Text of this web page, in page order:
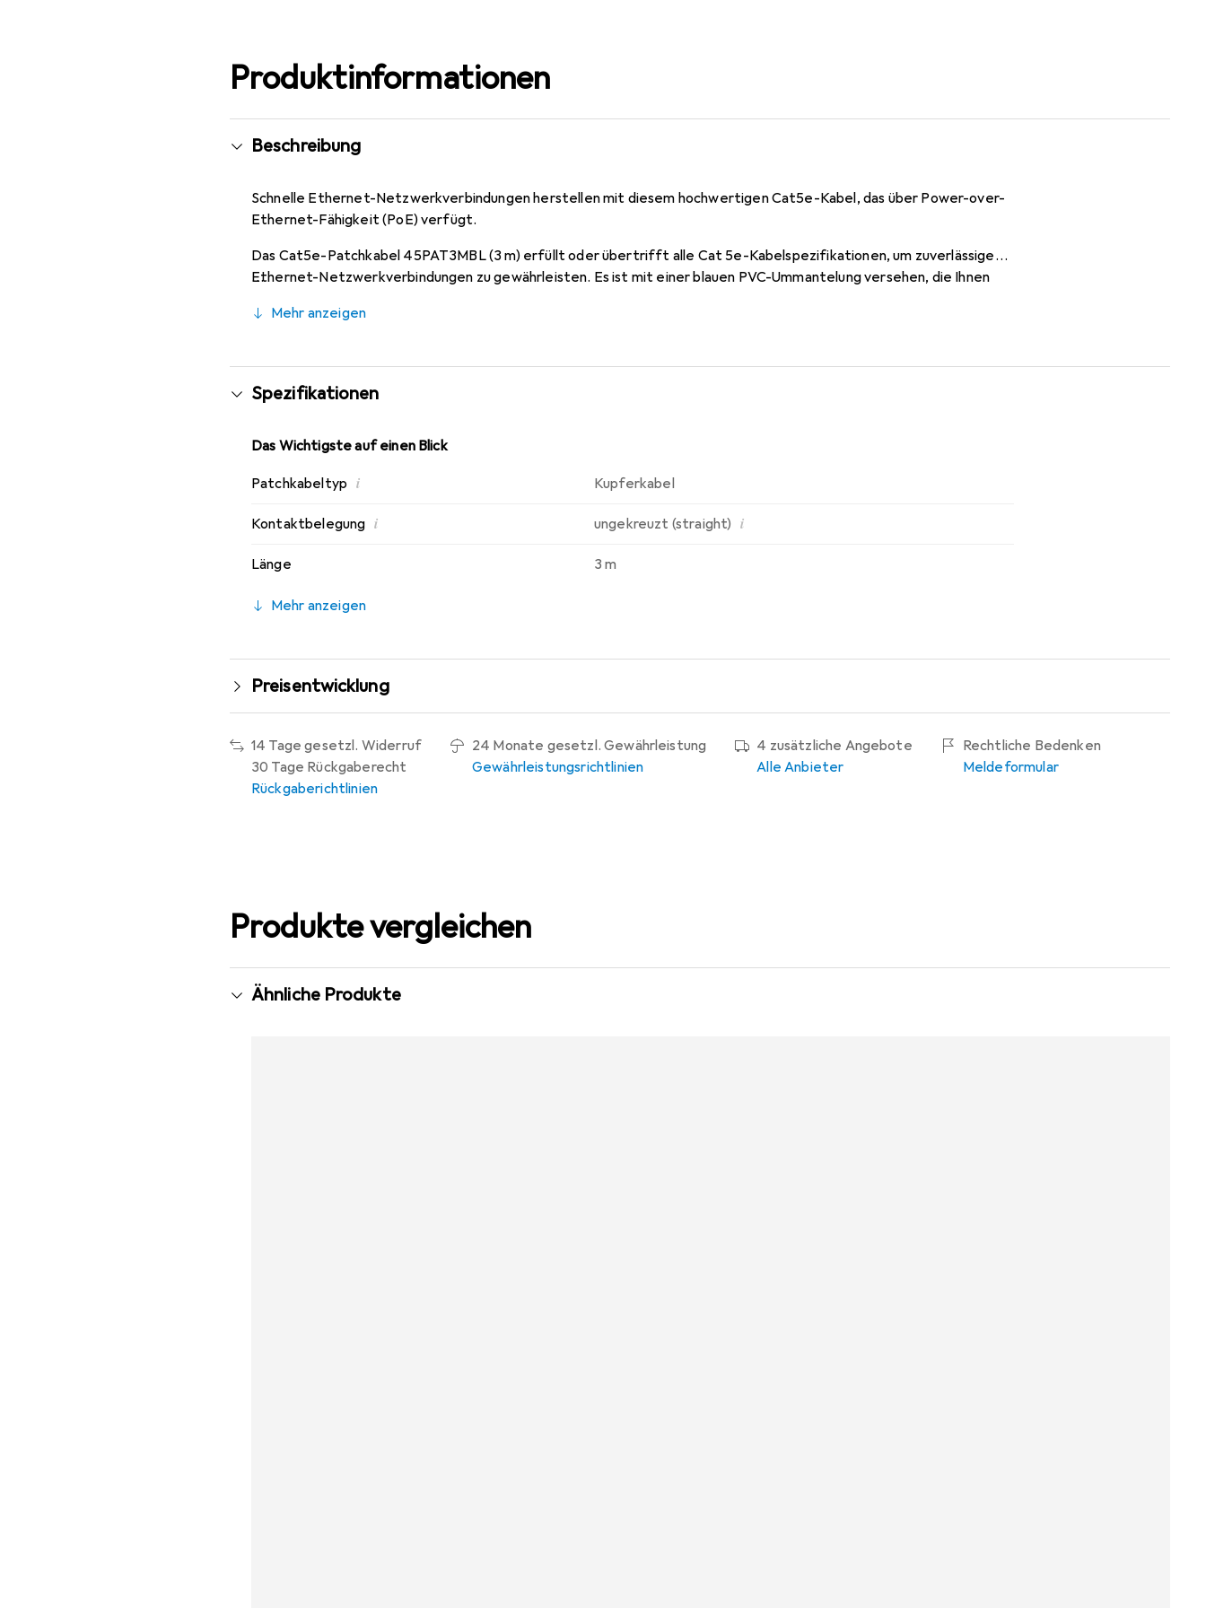
Produktinformationen
Beschreibung
Schnelle Ethernet-Netzwerkverbindungen herstellen mit diesem hochwertigen Cat5e-Kabel, das über Power-over-
Ethernet-Fähigkeit (PoE) verfügt.
Das Cat5e-Patchkabel 45PAT3MBL (3 m) erfüllt oder übertrifft alle Cat 5e-Kabelspezifikationen, um zuverlässige
Ethernet-Netzwerkverbindungen zu gewährleisten. Es ist mit einer blauen PVC-Ummantelung versehen, die Ihnen
Mehr anzeigen
Spezifikationen
Das Wichtigste auf einen Blick
Patchkabeltyp i Kupferkabel
Kontaktbelegung i ungekreuzt (straight) i
Länge 3 m
Mehr anzeigen
Preisentwicklung
14 Tage gesetzl. Widerruf
30 Tage Rückgaberecht
Rückgaberichtlinien
24 Monate gesetzl. Gewährleistung
Gewährleistungsrichtlinien
4 zusätzliche Angebote
Alle Anbieter
Rechtliche Bedenken
Meldeformular
Produkte vergleichen
Ähnliche Produkte